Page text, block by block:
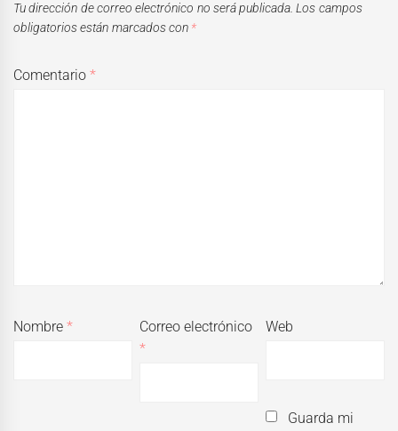
Tu dirección de correo electrónico no será publicada. Los campos
obligatorios están marcados con *
Comentario*
Nombre*
Correo electrónico
*
Web
Guarda mi